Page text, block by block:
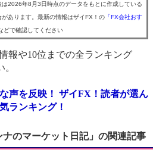
2026年8月3日時点のデータをもとに作成している
あります。最新の情報はザイFX！の 「FX会社おす
どで確認してください
報や10位までの全ランキング
声を反映！ ザイFX！読者が選ん
ランキング！
のマーケット日記」の関連記事